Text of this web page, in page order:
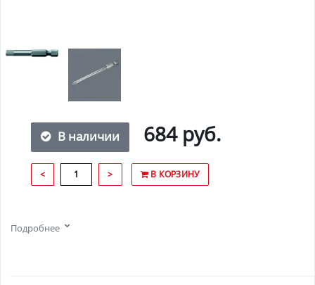
В наличии 684 руб.
< > В КОРЗИНУ
Подробнее